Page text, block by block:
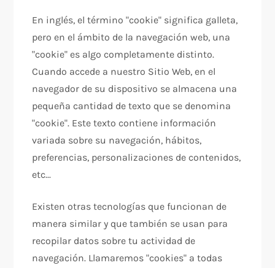
En inglés, el término "cookie" significa galleta,
pero en el ámbito de la navegación web, una
"cookie" es algo completamente distinto.
Cuando accede a nuestro Sitio Web, en el
navegador de su dispositivo se almacena una
pequeña cantidad de texto que se denomina
"cookie". Este texto contiene información
variada sobre su navegación, hábitos,
preferencias, personalizaciones de contenidos,
etc...
Existen otras tecnologías que funcionan de
manera similar y que también se usan para
recopilar datos sobre tu actividad de
navegación. Llamaremos "cookies" a todas